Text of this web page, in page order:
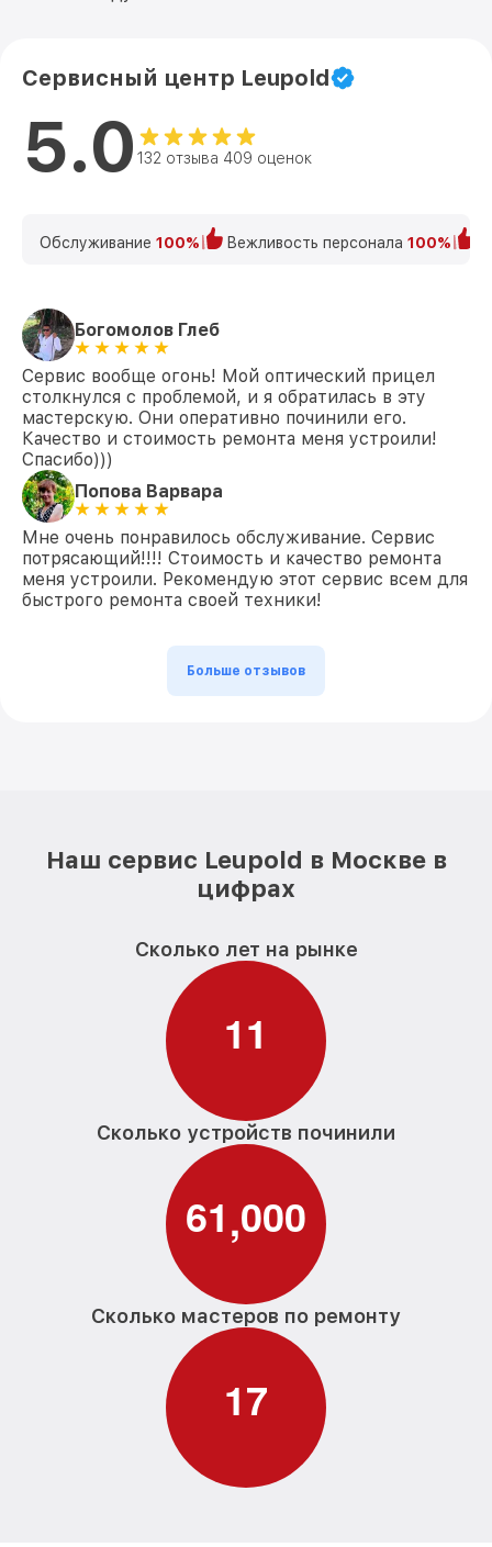
VX-3HD 4.5-14x40 SF CDS-ZL Leupold
(восстановление) VX-3HD 4.5-14x40 SF
CDS-ZL Leupold
Прошивка (Обновление ПО) VX-3HD 4.5-
14x40 SF CDS-ZL Leupold
Сервисный центр Leupold
5.0 132 отзыва 409 оценок
Обслуживание 100% Вежливость персонала 100%
Богомолов Глеб
Сервис вообще огонь! Мой оптический прицел
столкнулся с проблемой, и я обратилась в эту
мастерскую. Они оперативно починили его.
Качество и стоимость ремонта меня устроили!
Спасибо)))
Попова Варвара
Мне очень понравилось обслуживание. Сервис
потрясающий!!!! Стоимость и качество ремонта
меня устроили. Рекомендую этот сервис всем для
быстрого ремонта своей техники!
Больше отзывов
Наш сервис Leupold в Москве в
цифрах
Сколько лет на рынке
11
Сколько устройств починили
61,000
Сколько мастеров по ремонту
17